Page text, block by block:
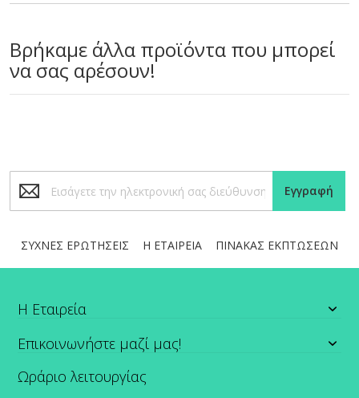
Βρήκαμε άλλα προϊόντα που μπορεί
να σας αρέσουν!
στο
Ενημερωτικό
Εγγραφή
ΣΥΧΝΕΣ ΕΡΩΤΗΣΕΙΣ Η ΕΤΑΙΡΕΙΑ ΠΙΝΑΚΑΣ ΕΚΠΤΩΣΕΩΝ
Η Εταιρεία
Επικοινωνήστε μαζί μας!
Ωράριο λειτουργίας